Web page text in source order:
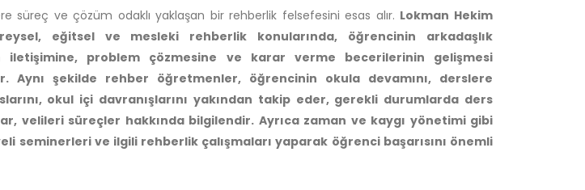
süreç ve çözüm odaklı yaklaşan bir rehberlik felsefesini esas alır. Lokman Hekim
eğitsel ve mesleki rehberlik konularında, öğrencinin arkadaşlık
iletişimine, problem çözmesine ve karar verme becerilerinin gelişmesi
Aynı şekilde rehber öğretmenler, öğrencinin okula devamını, derslere
okul içi davranışlarını yakından takip eder, gerekli durumlarda ders
velileri süreçler hakkında bilgilendir. Ayrıca zaman ve kaygı yönetimi gibi
seminerleri ve ilgili rehberlik çalışmaları yaparak öğrenci başarısını önemli